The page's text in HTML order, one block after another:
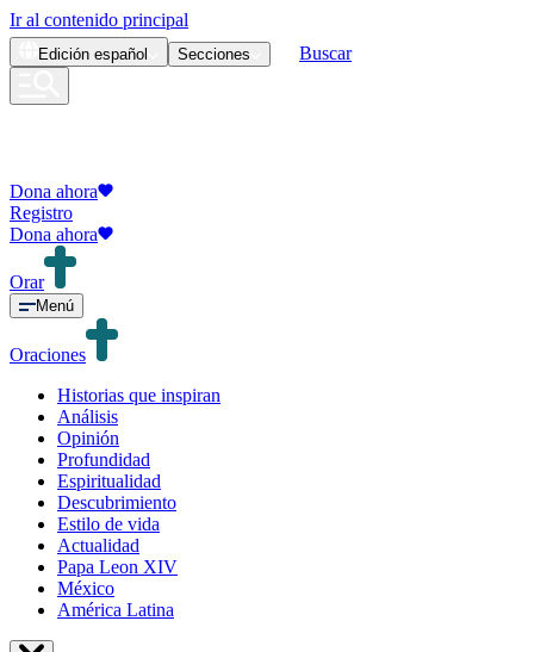
Ir al contenido principal
Edición español Secciones Buscar
Dona ahora
Registro
Dona ahora
Orar
Menú
Oraciones
Historias que inspiran
Análisis
Opinión
Profundidad
Espiritualidad
Descubrimiento
Estilo de vida
Actualidad
Papa Leon XIV
México
América Latina